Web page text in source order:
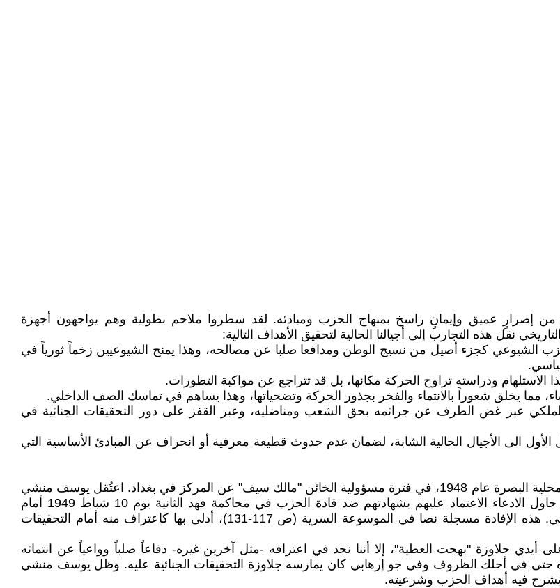
إصرارٍ عميق وإيمانٍ راسخ بمنهاج الحزب ومبادئه. لقد سطروا ملاحم بطولية وهم يواجهون أجهزة
الشيوعي كجزء أصيل من نسيج الوطن ومدافعا صلبا عن مصالحه، وهذا يمنح الشيوعيين زخماً ثورياً في
الملكي عبر غض الطرف عن جرائمه بحق الشعب ومناضليه، وعبر القفز على دور التحقيقات الجنائية في
الأول الى الأجيال الحالية الشابة، لضمان عدم حدوث قطيعة معرفية أو انحراف عن المبادئ الأساسية التي
ما أنشره اليوم هو إفادة المتهم "يوسف منشي يوسف زلوف"، أحد أعضاء محلية البصرة عام 1948، في فترة مسؤولية الخائن "مالك سيف" عن المركز في بغداد. اعتُقل يوسف منشي
بُعيد اعتقال مالك سيف. اختارته التحقيقات الجنائية واحد من ثلاثة شهود حاول الادعاء الاعتماد عليهم بشهادتهم ضد قادة الحزب في محاكمة فهد الثانية يوم 10 شباط 1949 أمام
"المجلس العرفي العسكري الأول" برئاسة العقيد عبد الله رفعت النعساني. هذه الإفادة مسجلة نصا في الموسوعة السرية (ص 117-131)، أدلى بها كاعتراف منه أمام التحقيقات
جلاوزة "بهجت العطية"، إلا أننا نجد في اعترافه -مثل آخرين غيره- دفاعاً صلباً وواعياً عن انتمائه
حتى في أحلك الظروف وفي جو إرهابي كان يمارسه جلاوزة التحقيقات الجنائية عليه. وظل يوسف منشي
يشرح فيه أهداف الحزب وشرعيته.